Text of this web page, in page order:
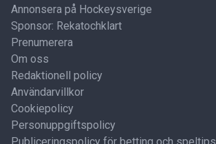
Annonsera på Hockeysverige
Sponsor: Rekatochklart
Prenumerera
Om oss
Redaktionell policy
Användarvillkor
Cookiepolicy
Personuppgiftspolicy